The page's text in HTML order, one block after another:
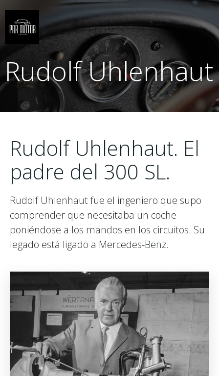
contenido
Rudolf Uhlenhaut
Rudolf Uhlenhaut. El
padre del 300 SL.
Rudolf Uhlenhaut fue el ingeniero que supo
comprender que necesitaba un coche
poniéndose a los mandos en los circuitos. Su
legado está ligado a Mercedes-Benz.